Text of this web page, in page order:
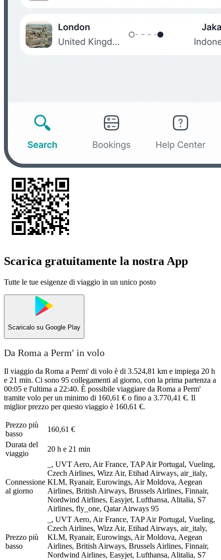
Scarica gratuitamente la nostra App
Tutte le tue esigenze di viaggio in un unico posto
Scaricalo su Google Play
Da Roma a Perm' in volo
Il viaggio da Roma a Perm' di volo è di 3.524,81 km e impiega 20 h
e 21 min. Ci sono 95 collegamenti al giorno, con la prima partenza a
00:05 e l'ultima a 22:40. È possibile viaggiare da Roma a Perm'
tramite volo per un minimo di 160,61 € o fino a 3.770,41 €. Il
miglior prezzo per questo viaggio è 160,61 €.
Prezzo più
basso
160,61 €
Durata del
viaggio
20 h e 21 min
Connessione
al giorno
_, UVT Aero, Air France, TAP Air Portugal, Vueling,
Czech Airlines, Wizz Air, Etihad Airways, air_italy,
KLM, Ryanair, Eurowings, Air Moldova, Aegean
Airlines, British Airways, Brussels Airlines, Finnair,
Nordwind Airlines, Easyjet, Lufthansa, Alitalia, S7
Airlines, fly_one, Qatar Airways 95
Prezzo più
basso
_, UVT Aero, Air France, TAP Air Portugal, Vueling,
Czech Airlines, Wizz Air, Etihad Airways, air_italy,
KLM, Ryanair, Eurowings, Air Moldova, Aegean
Airlines, British Airways, Brussels Airlines, Finnair,
Nordwind Airlines, Easyjet, Lufthansa, Alitalia, S7